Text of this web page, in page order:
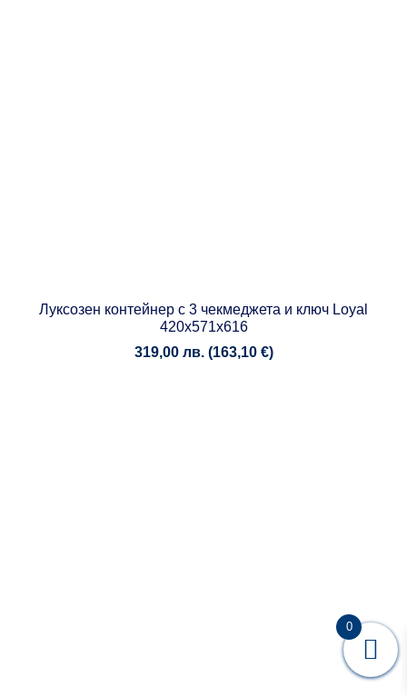
Луксозен контейнер с 3 чекмеджета и ключ Loyal
420x571x616
319,00 лв. (163,10 €)
0